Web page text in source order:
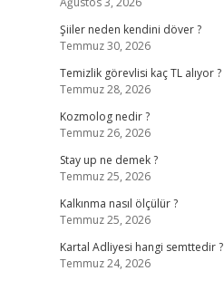
Şiiler neden kendini döver ?
Temmuz 30, 2026
Temizlik görevlisi kaç TL alıyor ?
Temmuz 28, 2026
Kozmolog nedir ?
Temmuz 26, 2026
Stay up ne demek ?
Temmuz 25, 2026
Kalkınma nasıl ölçülür ?
Temmuz 25, 2026
Kartal Adliyesi hangi semttedir ?
Temmuz 24, 2026